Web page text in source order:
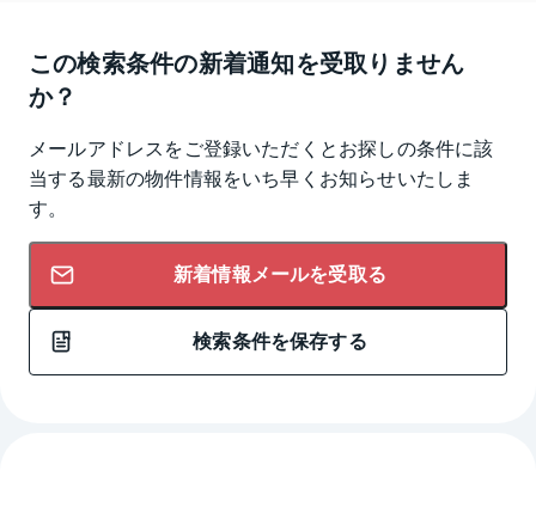
この検索条件の新着通知を受取りません
か？
メールアドレスをご登録いただくとお探しの条件に該
当する最新の物件情報をいち早くお知らせいたしま
す。
新着情報メールを受取る
検索条件を保存する